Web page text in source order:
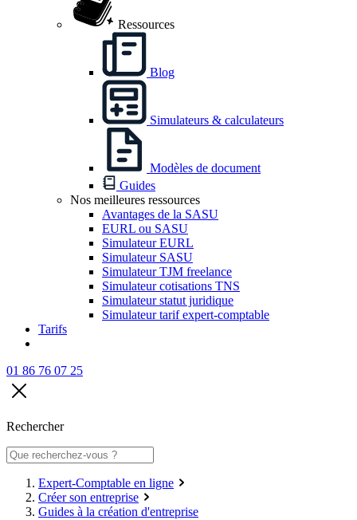
Ressources
Blog
Simulateurs & calculateurs
Modèles de document
Guides
Nos meilleures ressources
Avantages de la SASU
EURL ou SASU
Simulateur EURL
Simulateur SASU
Simulateur TJM freelance
Simulateur cotisations TNS
Simulateur statut juridique
Simulateur tarif expert-comptable
Tarifs
01 86 76 07 25
Rechercher
Expert-Comptable en ligne
Créer son entreprise
Guides à la création d'entreprise